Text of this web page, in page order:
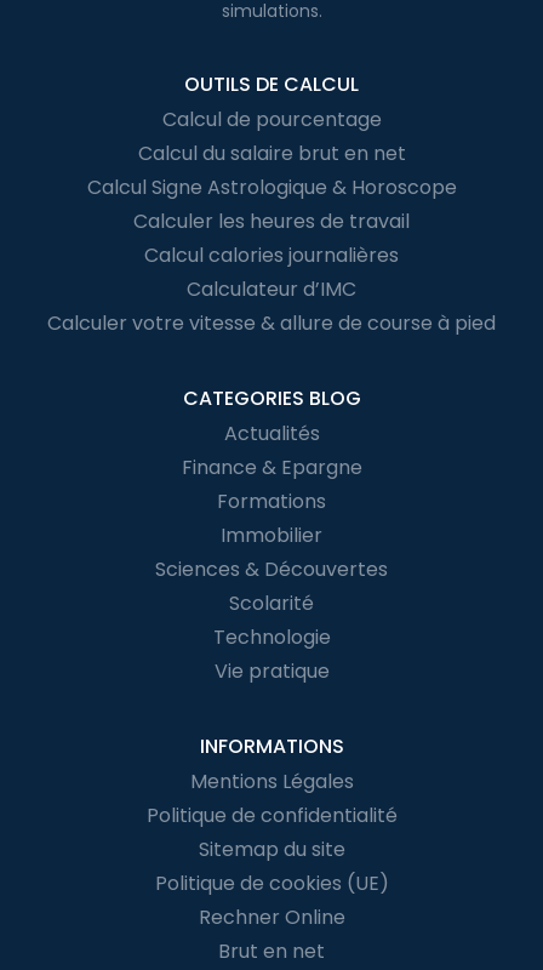
simulations.
OUTILS DE CALCUL
Calcul de pourcentage
Calcul du salaire brut en net
Calcul Signe Astrologique & Horoscope
Calculer les heures de travail
Calcul calories journalières
Calculateur d’IMC
Calculer votre vitesse & allure de course à pied
CATEGORIES BLOG
Actualités
Finance & Epargne
Formations
Immobilier
Sciences & Découvertes
Scolarité
Technologie
Vie pratique
INFORMATIONS
Mentions Légales
Politique de confidentialité
Sitemap du site
Politique de cookies (UE)
Rechner Online
Brut en net